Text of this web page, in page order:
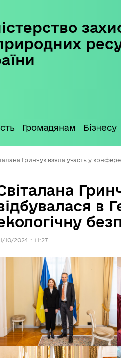
Громадянам Бізнесу
Гринчук взяла участь у
в
10/2024 : 11:27